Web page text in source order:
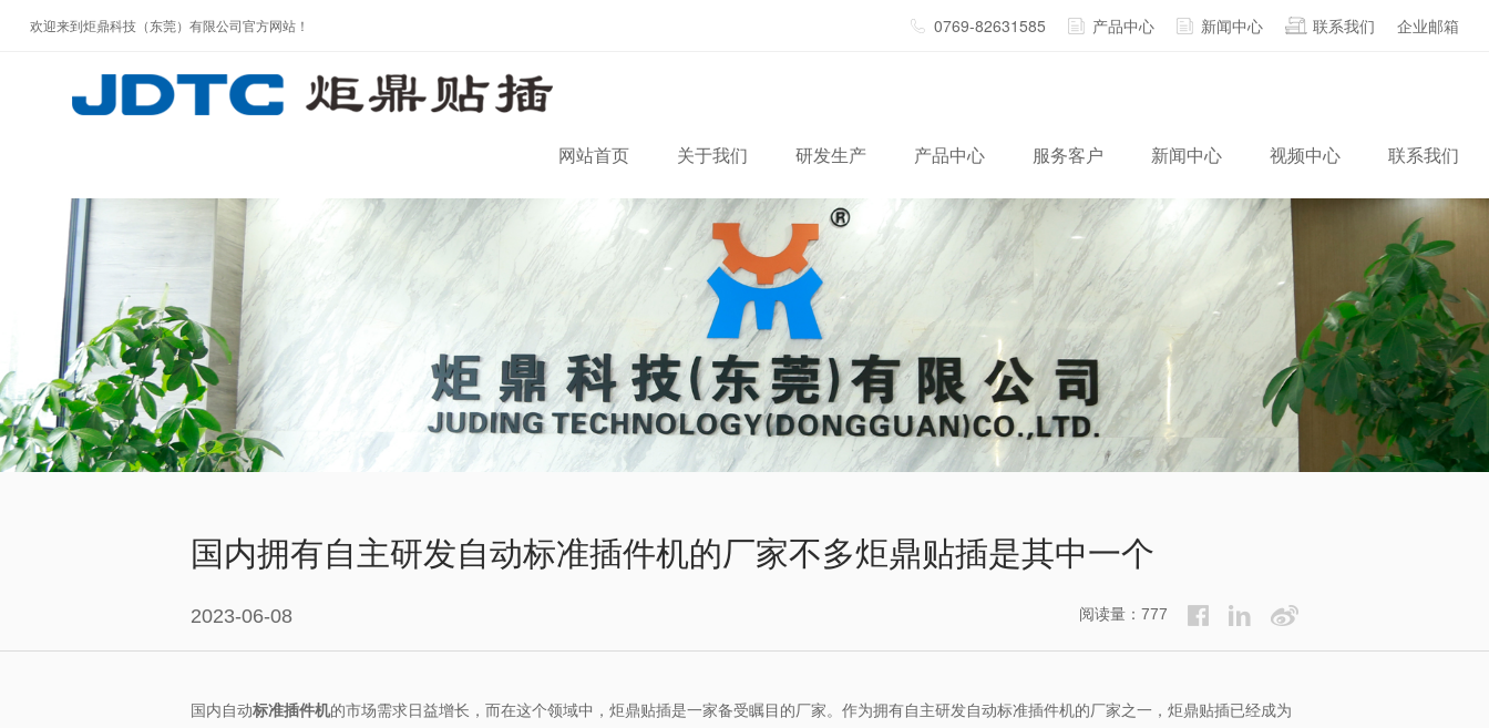
欢迎来到炬鼎科技（东莞）有限公司官方网站！ 0769-82631585 产品中心 新闻中心 联系我们 企业邮箱
网站首页 关于我们 研发生产 产品中心 服务客户 新闻中心 视频中心 联系我们
国内拥有自主研发自动标准插件机的厂家不多炬鼎贴插是其中一个
2023-06-08 阅读量：777
国内自动标准插件机的市场需求日益增长，而在这个领域中，炬鼎贴插是一家备受瞩目的厂家。作为拥有自主研发自动标准插件机的厂家之一，炬鼎贴插已经成为